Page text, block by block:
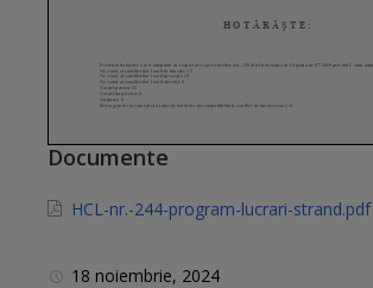
Documente
HCL-nr.-244-program-lucrari-strand.pdf
18 noiembrie, 2024